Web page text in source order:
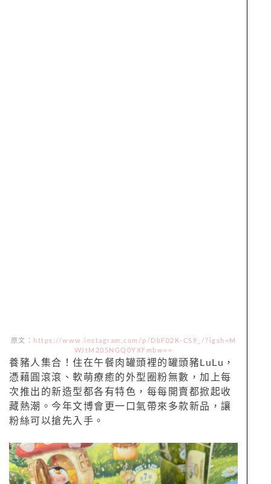
原文：
https://www.instagram.com/p/DbF02K-CS9_/?igsh=M
WJtM205NGQ0YXFmbw==
養豬人集合！住在午餐肉罐頭裡的罐頭豬LuLu，
憑藉圓滾滾、軟萌療癒的外型圈粉無數，加上每
次推出的新造型都各有特色，每每開賣都掀起收
藏熱潮。今年文博會更一口氣帶來多款新品，讓
粉絲可以搶先入手。